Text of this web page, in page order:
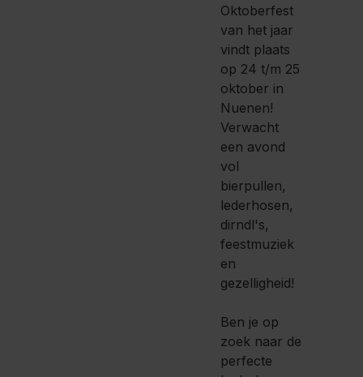
Oktoberfest
van het jaar
vindt plaats
op 24 t/m 25
oktober in
Nuenen!
Verwacht
een avond
vol
bierpullen,
lederhosen,
dirndl's,
feestmuziek
en
gezelligheid!
Ben je op
zoek naar de
perfecte